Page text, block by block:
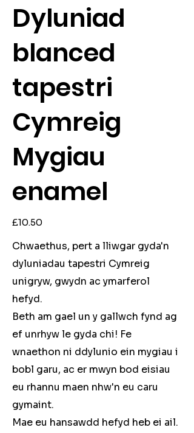
Dyluniad
blanced
tapestri
Cymreig
Mygiau
enamel
Price
£10.50
Chwaethus, pert a lliwgar gyda'n
dyluniadau tapestri Cymreig
unigryw, gwydn ac ymarferol
hefyd.
Beth am gael un y gallwch fynd ag
ef unrhyw le gyda chi! Fe
wnaethon ni ddylunio ein mygiau i
bobl garu, ac er mwyn bod eisiau
eu rhannu maen nhw'n eu caru
gymaint.
Mae eu hansawdd hefyd heb ei ail.